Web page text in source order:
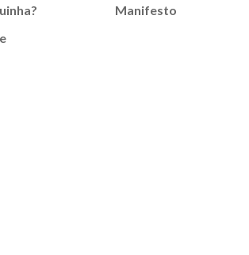
Manifesto